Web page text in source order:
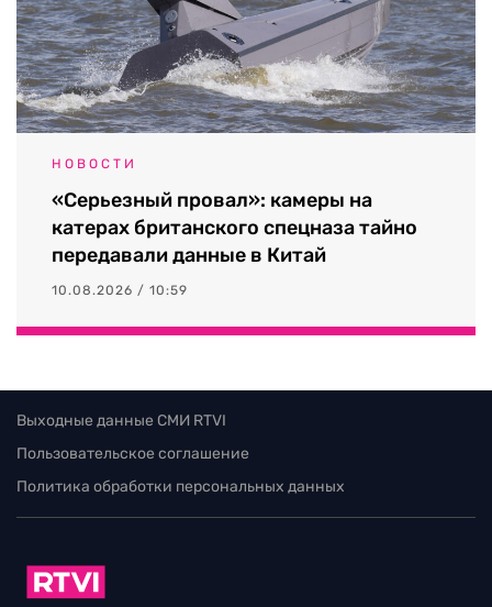
НОВОСТИ
«Серьезный провал»: камеры на
катерах британского спецназа тайно
передавали данные в Китай
10.08.2026 / 10:59
Выходные данные СМИ RTVI
Пользовательское соглашение
Политика обработки персональных данных